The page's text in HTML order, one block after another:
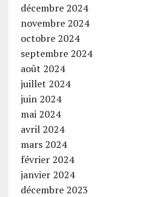
décembre 2024
novembre 2024
octobre 2024
septembre 2024
août 2024
juillet 2024
juin 2024
mai 2024
avril 2024
mars 2024
février 2024
janvier 2024
décembre 2023